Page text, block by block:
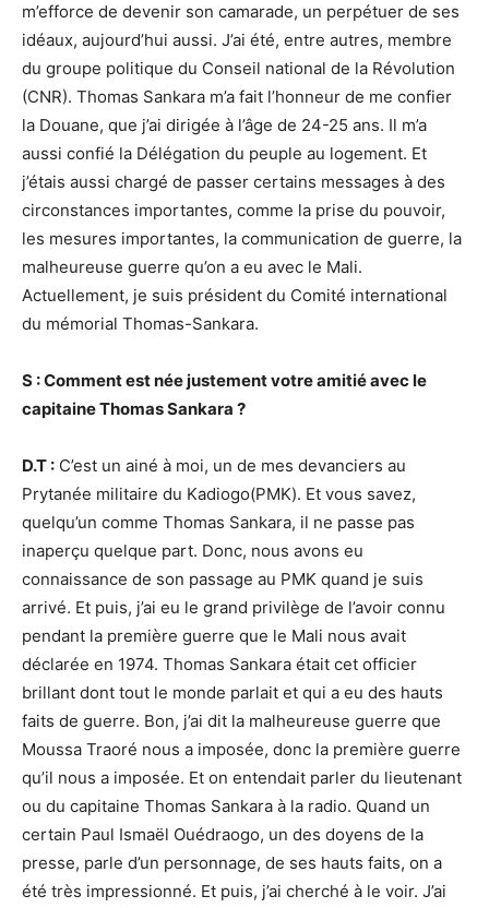
m’efforce de devenir son camarade, un perpétuer de ses
idéaux, aujourd’hui aussi. J’ai été, entre autres, membre
du groupe politique du Conseil national de la Révolution
(CNR). Thomas Sankara m’a fait l’honneur de me confier
la Douane, que j’ai dirigée à l’âge de 24-25 ans. Il m’a
aussi confié la Délégation du peuple au logement. Et
j’étais aussi chargé de passer certains messages à des
circonstances importantes, comme la prise du pouvoir,
les mesures importantes, la communication de guerre, la
malheureuse guerre qu’on a eu avec le Mali.
Actuellement, je suis président du Comité international
du mémorial Thomas-Sankara.
S : Comment est née justement votre amitié avec le
capitaine Thomas Sankara ?
D.T : C’est un ainé à moi, un de mes devanciers au
Prytanée militaire du Kadiogo(PMK). Et vous savez,
quelqu’un comme Thomas Sankara, il ne passe pas
inaperçu quelque part. Donc, nous avons eu
connaissance de son passage au PMK quand je suis
arrivé. Et puis, j’ai eu le grand privilège de l’avoir connu
pendant la première guerre que le Mali nous avait
déclarée en 1974. Thomas Sankara était cet officier
brillant dont tout le monde parlait et qui a eu des hauts
faits de guerre. Bon, j’ai dit la malheureuse guerre que
Moussa Traoré nous a imposée, donc la première guerre
qu’il nous a imposée. Et on entendait parler du lieutenant
ou du capitaine Thomas Sankara à la radio. Quand un
certain Paul Ismaël Ouédraogo, un des doyens de la
presse, parle d’un personnage, de ses hauts faits, on a
été très impressionné. Et puis, j’ai cherché à le voir. J’ai